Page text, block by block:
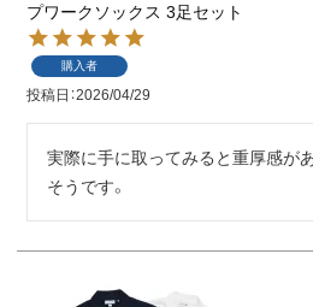
プワークソックス 3足セット
購入者
投稿日 2026/04/29
実際に手に取ってみると重厚感が
そうです。